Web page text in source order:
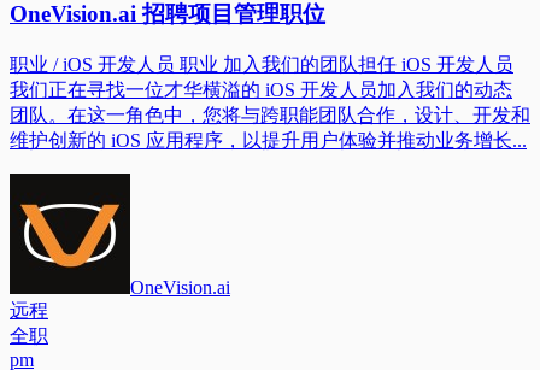
OneVision.ai 招聘项目管理职位
职业 / iOS 开发人员 职业 加入我们的团队担任 iOS 开发人员
我们正在寻找一位才华横溢的 iOS 开发人员加入我们的动态
团队。在这一角色中，您将与跨职能团队合作，设计、开发和
维护创新的 iOS 应用程序，以提升用户体验并推动业务增长...
OneVision.ai
远程
全职
pm